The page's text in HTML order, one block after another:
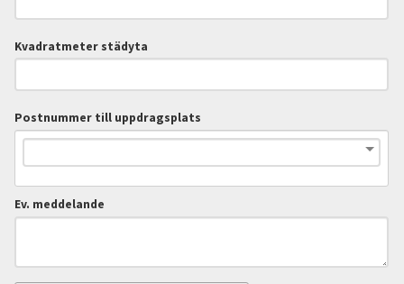
Kvadratmeter städyta
Postnummer till uppdragsplats
Ev. meddelande